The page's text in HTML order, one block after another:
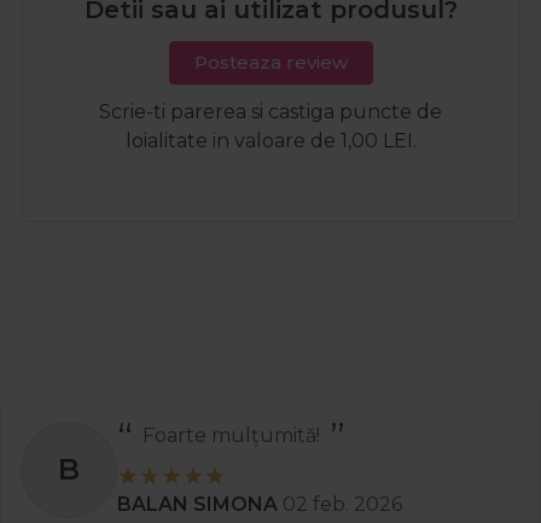
Detii sau ai utilizat produsul?
Posteaza review
Scrie-ti parerea si castiga puncte de
loialitate in valoare de 1,00 LEI.
B
Foarte mulțumită!
BALAN SIMONA 02 feb. 2026